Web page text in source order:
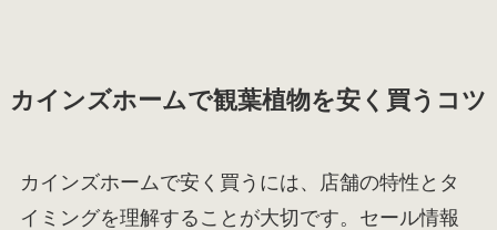
カインズホームで観葉植物を安く買うコツ
カインズホームで安く買うには、店舗の特性とタ
イミングを理解することが大切です。セール情報